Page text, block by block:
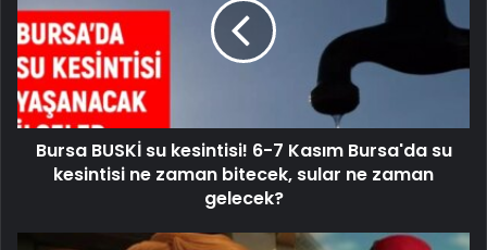
Bursa BUSKİ su kesintisi! 6-7 Kasım Bursa'da su
kesintisi ne zaman bitecek, sular ne zaman
gelecek?